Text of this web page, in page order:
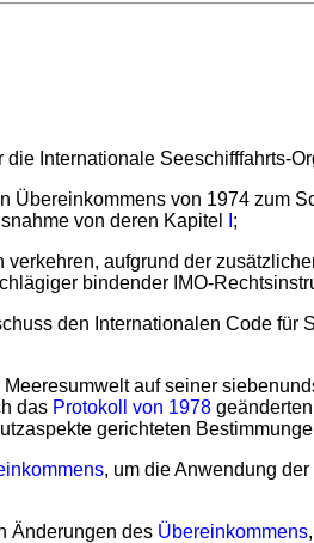
Internationale Seeschifffahrts-
Übereinkommens von 1974 zum
von deren Kapitel
;
aufgrund der
bindender IMO-
den Internationalen Code für
auf seiner
das Protokoll von 1978
gerichteten
, um die Anwendung
Änderungen des Übereinkommens